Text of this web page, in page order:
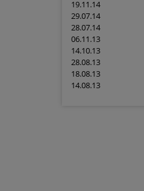
19.11.14
29.07.14
28.07.14
06.11.13
14.10.13
28.08.13
18.08.13
14.08.13